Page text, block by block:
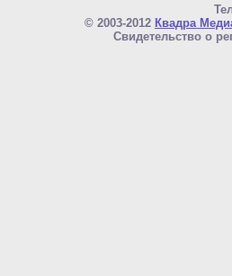
© 2003-2012 Квадра
Свидетельство о